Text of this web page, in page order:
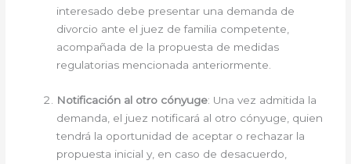
interesado debe presentar una demanda de
divorcio ante el juez de familia competente,
acompañada de la propuesta de medidas
regulatorias mencionada anteriormente.
Notificación al otro cónyuge: Una vez admitida la
demanda, el juez notificará al otro cónyuge, quien
tendrá la oportunidad de aceptar o rechazar la
propuesta inicial y, en caso de desacuerdo,